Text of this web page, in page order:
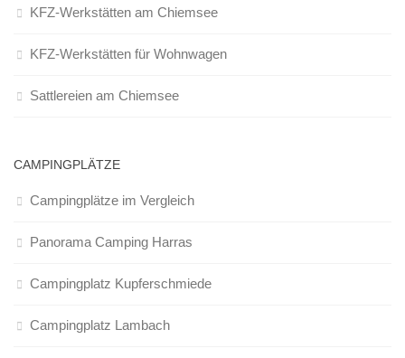
KFZ-Werkstätten am Chiemsee
KFZ-Werkstätten für Wohnwagen
Sattlereien am Chiemsee
CAMPINGPLÄTZE
Campingplätze im Vergleich
Panorama Camping Harras
Campingplatz Kupferschmiede
Campingplatz Lambach